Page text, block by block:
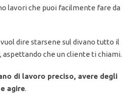
lavori che puoi facilmente fare da
dire starsene sul divano tutto il
aspettando che un cliente ti chiami.
di lavoro preciso, avere degli
agire.